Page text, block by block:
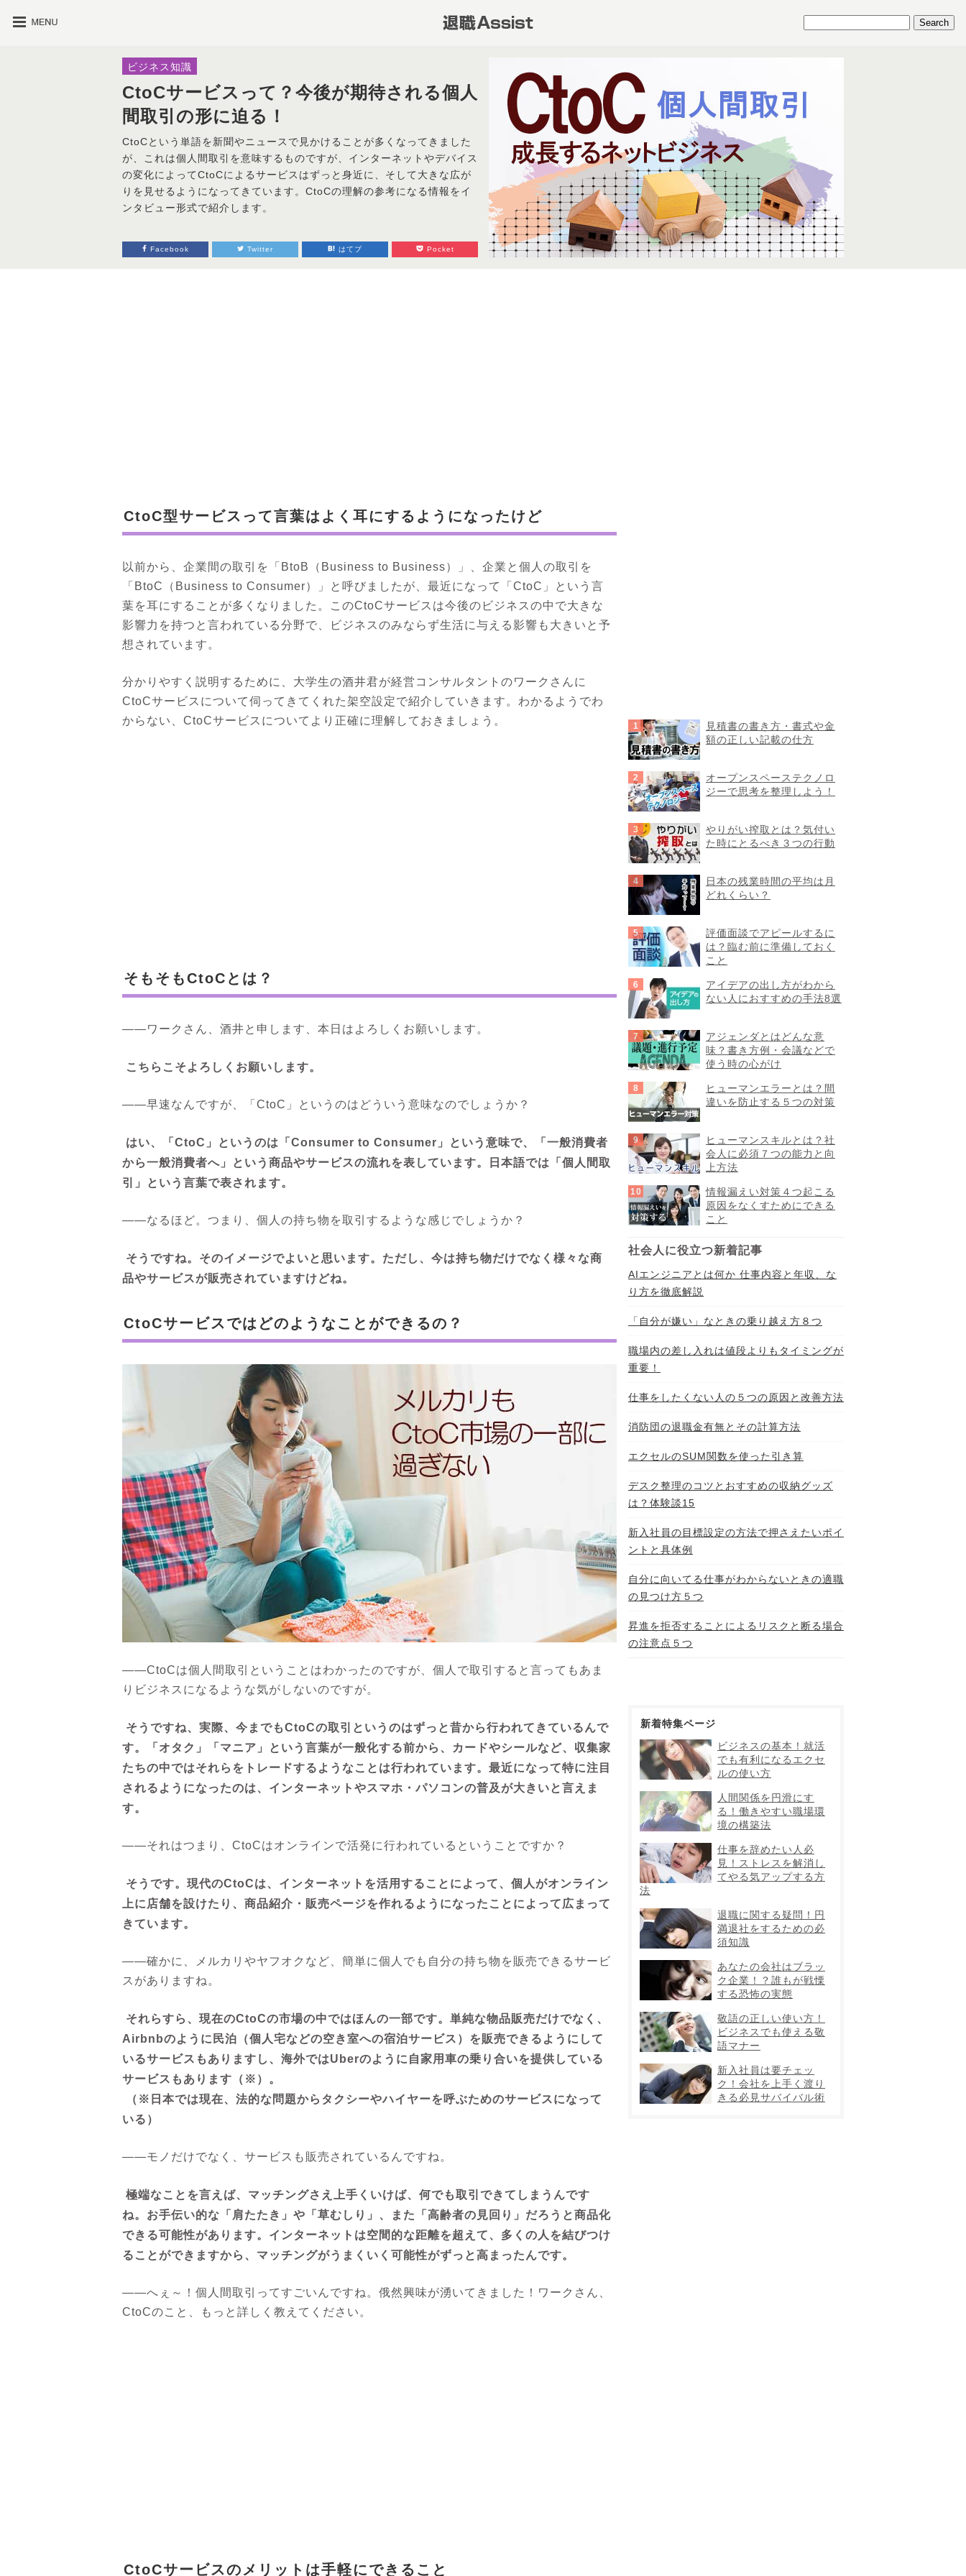
ビジネス知識
CtoCサービスって？今後が期待される個人
間取引の形に迫る！
CtoCという単語を新聞やニュースで見かけることが多くなってきました
が、これは個人間取引を意味するものですが、インターネットやデバイス
の変化によってCtoCによるサービスはずっと身近に、そして大きな広が
りを見せるようになってきています。CtoCの理解の参考になる情報をイ
ンタビュー形式で紹介します。
Facebook Twitter はてブ Pocket
CtoC型サービスって言葉はよく耳にするようになったけど
以前から、企業間の取引を「BtoB（Business to Business）」、企業と個人の取引を
「BtoC（Business to Consumer）」と呼びましたが、最近になって「CtoC」という言
葉を耳にすることが多くなりました。このCtoCサービスは今後のビジネスの中で大きな
影響力を持つと言われている分野で、ビジネスのみならず生活に与える影響も大きいと予
想されています。
分かりやすく説明するために、大学生の酒井君が経営コンサルタントのワークさんに
CtoCサービスについて伺ってきてくれた架空設定で紹介していきます。わかるようでわ
からない、CtoCサービスについてより正確に理解しておきましょう。
そもそもCtoCとは？
――ワークさん、酒井と申します、本日はよろしくお願いします。
こちらこそよろしくお願いします。
――早速なんですが、「CtoC」というのはどういう意味なのでしょうか？
はい、「CtoC」というのは「Consumer to Consumer」という意味で、「一般消費者
から一般消費者へ」という商品やサービスの流れを表しています。日本語では「個人間取
引」という言葉で表されます。
――なるほど。つまり、個人の持ち物を取引するような感じでしょうか？
そうですね。そのイメージでよいと思います。ただし、今は持ち物だけでなく様々な商
品やサービスが販売されていますけどね。
CtoCサービスではどのようなことができるの？
――CtoCは個人間取引ということはわかったのですが、個人で取引すると言ってもあま
りビジネスになるような気がしないのですが。
そうですね、実際、今までもCtoCの取引というのはずっと昔から行われてきているんで
す。「オタク」「マニア」という言葉が一般化する前から、カードやシールなど、収集家
たちの中ではそれらをトレードするようなことは行われています。最近になって特に注目
されるようになったのは、インターネットやスマホ・パソコンの普及が大きいと言えま
す。
――それはつまり、CtoCはオンラインで活発に行われているということですか？
そうです。現代のCtoCは、インターネットを活用することによって、個人がオンライン
上に店舗を設けたり、商品紹介・販売ページを作れるようになったことによって広まって
きています。
――確かに、メルカリやヤフオクなど、簡単に個人でも自分の持ち物を販売できるサービ
スがありますね。
それらすら、現在のCtoCの市場の中ではほんの一部です。単純な物品販売だけでなく、
Airbnbのように民泊（個人宅などの空き室への宿泊サービス）を販売できるようにして
いるサービスもありますし、海外ではUberのように自家用車の乗り合いを提供している
サービスもあります（※）。
（※日本では現在、法的な問題からタクシーやハイヤーを呼ぶためのサービスになって
いる）
――モノだけでなく、サービスも販売されているんですね。
極端なことを言えば、マッチングさえ上手くいけば、何でも取引できてしまうんです
ね。お手伝い的な「肩たたき」や「草むしり」、また「高齢者の見回り」だろうと商品化
できる可能性があります。インターネットは空間的な距離を超えて、多くの人を結びつけ
ることができますから、マッチングがうまくいく可能性がずっと高まったんです。
――へぇ～！個人間取引ってすごいんですね。俄然興味が湧いてきました！ワークさん、
CtoCのこと、もっと詳しく教えてください。
CtoCサービスのメリットは手軽にできること
見積書の書き方・書式や金
額の正しい記載の仕方
オープンスペーステクノロ
ジーで思考を整理しよう！
やりがい搾取とは？気付い
た時にとるべき３つの行動
日本の残業時間の平均は月
どれくらい？
評価面談でアピールするに
は？臨む前に準備しておく
こと
アイデアの出し方がわから
ない人におすすめの手法8選
アジェンダとはどんな意
味？書き方例・会議などで
使う時の心がけ
ヒューマンエラーとは？間
違いを防止する５つの対策
ヒューマンスキルとは？社
会人に必須７つの能力と向
上方法
情報漏えい対策４つ起こる
原因をなくすためにできる
こと
社会人に役立つ新着記事
AIエンジニアとは何か 仕事内容と年収、な
り方を徹底解説
「自分が嫌い」なときの乗り越え方８つ
職場内の差し入れは値段よりもタイミングが
重要！
仕事をしたくない人の５つの原因と改善方法
消防団の退職金有無とその計算方法
エクセルのSUM関数を使った引き算
デスク整理のコツとおすすめの収納グッズ
は？体験談15
新入社員の目標設定の方法で押さえたいポイ
ントと具体例
自分に向いてる仕事がわからないときの適職
の見つけ方５つ
昇進を拒否することによるリスクと断る場合
の注意点５つ
新着特集ページ
ビジネスの基本！就活
でも有利になるエクセ
ルの使い方
人間関係を円滑にす
る！働きやすい職場環
境の構築法
仕事を辞めたい人必
見！ストレスを解消し
てやる気アップする方
法
退職に関する疑問！円
満退社をするための必
須知識
あなたの会社はブラッ
ク企業！？誰もが戦慄
する恐怖の実態
敬語の正しい使い方！
ビジネスでも使える敬
語マナー
新入社員は要チェッ
ク！会社を上手く渡り
きる必見サバイバル術